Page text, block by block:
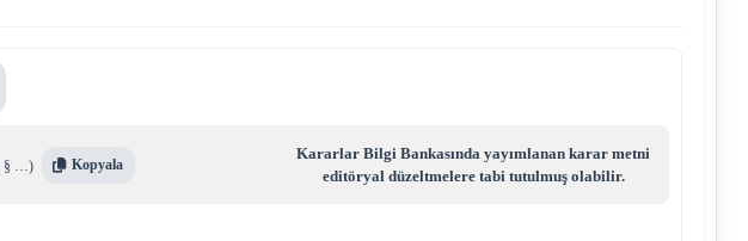
§ …) Kopyala
Kararlar Bilgi Bankasında yayımlanan karar metni
editöryal düzeltmelere tabi tutulmuş olabilir.